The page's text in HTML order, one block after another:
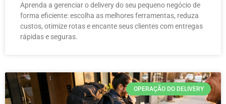
Aprenda a gerenciar o delivery do seu pequeno negócio de
forma eficiente: escolha as melhores ferramentas, reduza
custos, otimize rotas e encante seus clientes com entregas
rápidas e seguras.
OPERAÇÃO DO DELIVERY